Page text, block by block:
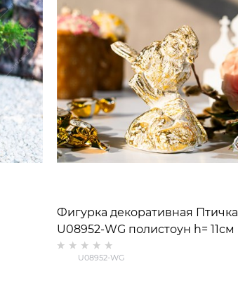
Фигурка декоративная Птичка
U08952-WG полистоун h= 11см
цв.белый с золотом
U08952-WG